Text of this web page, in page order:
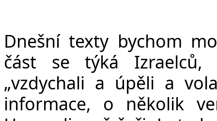
Dnešní texty bychom
část se týká Izraelců,
„vzdychali a úpěli a
informace, o několik